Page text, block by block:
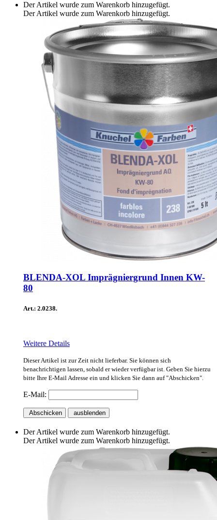
Der Artikel wurde zum Warenkorb hinzugefügt.
Der Artikel wurde zum Warenkorb hinzugefügt.
BLENDA-XOL Imprägniergrund Innen KW-
80
Art.: 2.0238.
Weitere Details
Dieser Artikel ist zur Zeit nicht lieferbar. Sie können sich
benachrichtigen lassen, sobald er wieder verfügbar ist. Geben Sie hierzu
bitte Ihre E-Mail Adresse ein und klicken Sie dann auf "Abschicken".
E-Mail:
Abschicken ausblenden
Der Artikel wurde zum Warenkorb hinzugefügt.
Der Artikel wurde zum Warenkorb hinzugefügt.